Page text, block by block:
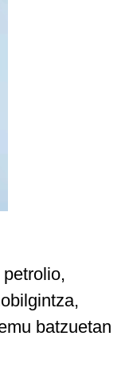
batzuetan